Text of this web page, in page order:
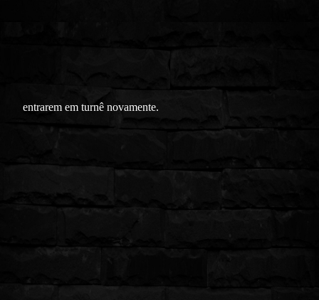
entrarem em turnê novamente.